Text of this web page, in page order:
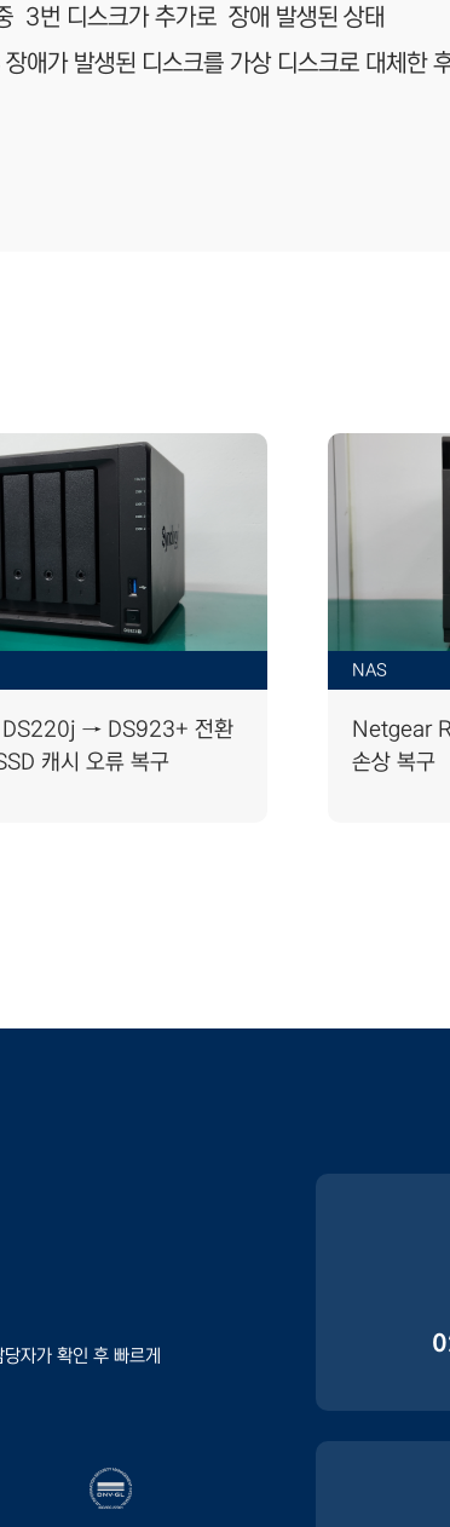
3번 디스크가 추가로 장애 발생된 상태
가 발생된 디스크를 가상 디스크로 대체한
→ DS923+ 전환
캐시 오류 복구
NAS
Netgear
손상 복구
자가 확인 후 빠르게